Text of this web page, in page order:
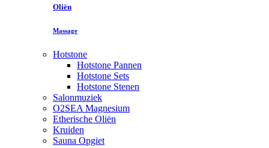
Oliën
Massage
Hotstone
Hotstone Pannen
Hotstone Sets
Hotstone Stenen
Salonmuziek
O2SEA Magnesium
Etherische Oliën
Kruiden
Sauna Opgiet